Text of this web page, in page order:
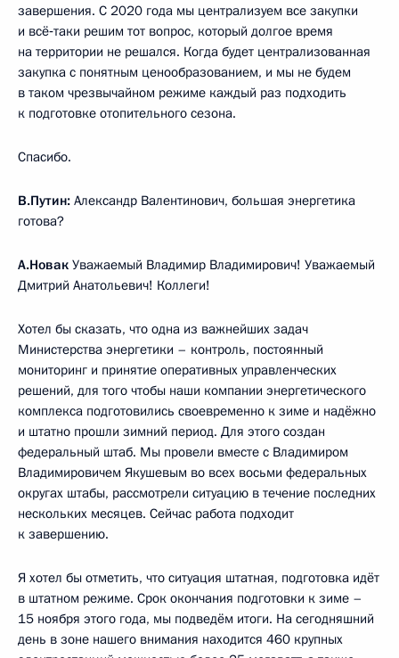
завершения. С 2020 года мы централизуем все закупки
и всё‑таки решим тот вопрос, который долгое время
на территории не решался. Когда будет централизованная
закупка с понятным ценообразованием, и мы не будем
в таком чрезвычайном режиме каждый раз подходить
к подготовке отопительного сезона.
Спасибо.
В.Путин: Александр Валентинович, большая энергетика
готова?
А.Новак Уважаемый Владимир Владимирович! Уважаемый
Дмитрий Анатольевич! Коллеги!
Хотел бы сказать, что одна из важнейших задач
Министерства энергетики – контроль, постоянный
мониторинг и принятие оперативных управленческих
решений, для того чтобы наши компании энергетического
комплекса подготовились своевременно к зиме и надёжно
и штатно прошли зимний период. Для этого создан
федеральный штаб. Мы провели вместе с Владимиром
Владимировичем Якушевым во всех восьми федеральных
округах штабы, рассмотрели ситуацию в течение последних
нескольких месяцев. Сейчас работа подходит
к завершению.
Я хотел бы отметить, что ситуация штатная, подготовка идёт
в штатном режиме. Срок окончания подготовки к зиме –
15 ноября этого года, мы подведём итоги. На сегодняшний
день в зоне нашего внимания находится 460 крупных